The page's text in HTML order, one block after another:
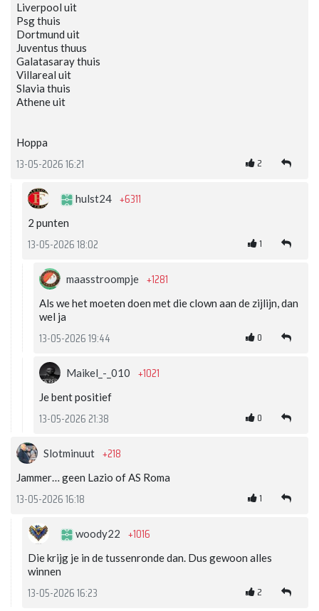
Liverpool uit
Psg thuis
Dortmund uit
Juventus thuus
Galatasaray thuis
Villareal uit
Slavia thuis
Athene uit
Hoppa
13-05-2026 16:21 2
hulst24 +6311
2 punten
13-05-2026 18:02 1
maasstroompje +1281
Als we het moeten doen met die clown aan de zijlijn, dan
wel ja
13-05-2026 19:44 0
Maikel_-_010 +1021
Je bent positief
13-05-2026 21:38 0
Slotminuut +218
Jammer… geen Lazio of AS Roma
13-05-2026 16:18 1
woody22 +1016
Die krijg je in de tussenronde dan. Dus gewoon alles
winnen
13-05-2026 16:23 2